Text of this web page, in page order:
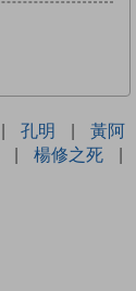
| 孔明 |
黃阿
| 楊修之死
|